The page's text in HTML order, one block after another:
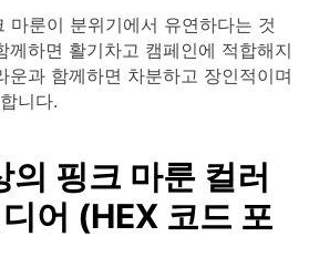
마룬이 분위기에서 유연하다는 것
께하면 활기차고 캠페인에 적합해지
운과 함께하면 차분하고 장인적이며
니다.
핑크 마룬 컬러
어 (HEX 코드 포